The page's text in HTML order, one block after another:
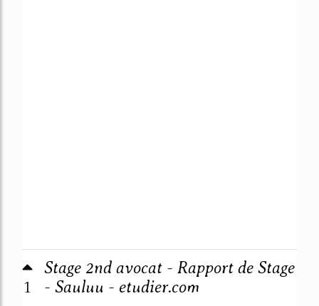
1
Stage 2nd avocat - Rapport de Stage
- Sauluu - etudier.com